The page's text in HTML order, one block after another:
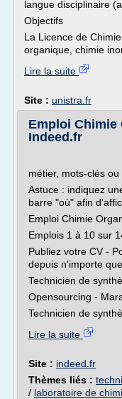
langue disciplinaire
Objectifs
La Licence de
organique, chimie
Lire la suite
Site : unistra.fr
Emploi Chimie
Indeed.fr
métier, mots-clés
Astuce : indiquez
barre "où" afin
Emploi Chimie
Emplois 1 à 10 sur
Publiez votre CV -
depuis n'importe
Technicien de
Opensourcing -
Technicien de
Lire la suite
Site : indeed.fr
Thèmes liés :
/ laboratoire de